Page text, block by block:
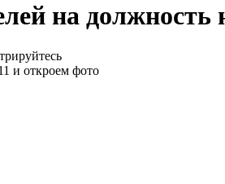
на
и откроем фото